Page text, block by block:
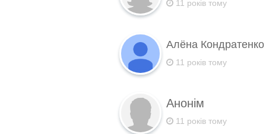
11 років тому
Алёна
11 років тому
Анонім
11 років тому